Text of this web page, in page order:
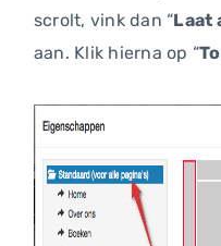
scrolt, vink dan “Laat
aan. Klik hierna op “